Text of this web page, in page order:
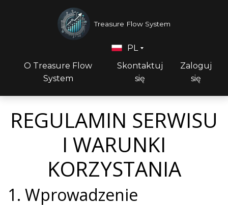
Treasure Flow System
O Treasure Flow
System
Skontaktuj
się
Zaloguj
się
PL
REGULAMIN SERWISU
I WARUNKI
KORZYSTANIA
1. Wprowadzenie